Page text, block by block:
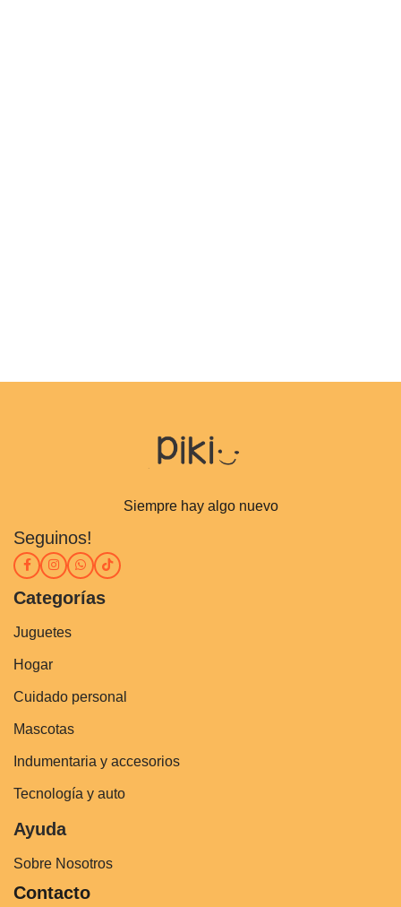
Siempre hay algo nuevo
Seguinos!
Categorías
Juguetes
Hogar
Cuidado personal
Mascotas
Indumentaria y accesorios
Tecnología y auto
Ayuda
Sobre Nosotros
Contacto